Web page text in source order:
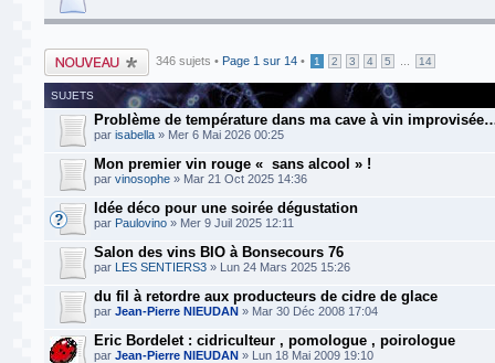
Publier un nouveau
sujet
346 sujets • Page 1 sur 14 • 1 2 3 4 5 14
SUJETS
Problème de température dans ma cave à vin
par isabella » Mer 6 Mai 2026 00:25
Mon premier vin rouge « sans alcool » !
par vinosophe » Mar 21 Oct 2025 14:36
Idée déco pour une soirée dégustation
par Paulovino » Mer 9 Juil 2025 12:11
Salon des vins BIO à Bonsecours 76
par LES SENTIERS3 » Lun 24 Mars 2025 15:26
du fil à retordre aux producteurs de cidre de glace
par Jean-Pierre NIEUDAN » Mar 30 Déc 2008 17:04
Eric Bordelet : cidriculteur , pomologue , poirologue
par Jean-Pierre NIEUDAN » Lun 18 Mai 2009 19:10